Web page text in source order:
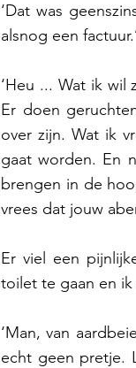
‘Dat was
alsnog een
‘Heu ... Wat ik
Er doen
over zijn. Wat ik
gaat worden. En
brengen in de
vrees dat jouw
Er viel een
toilet te gaan en ik
‘Man, van
echt geen pretje.